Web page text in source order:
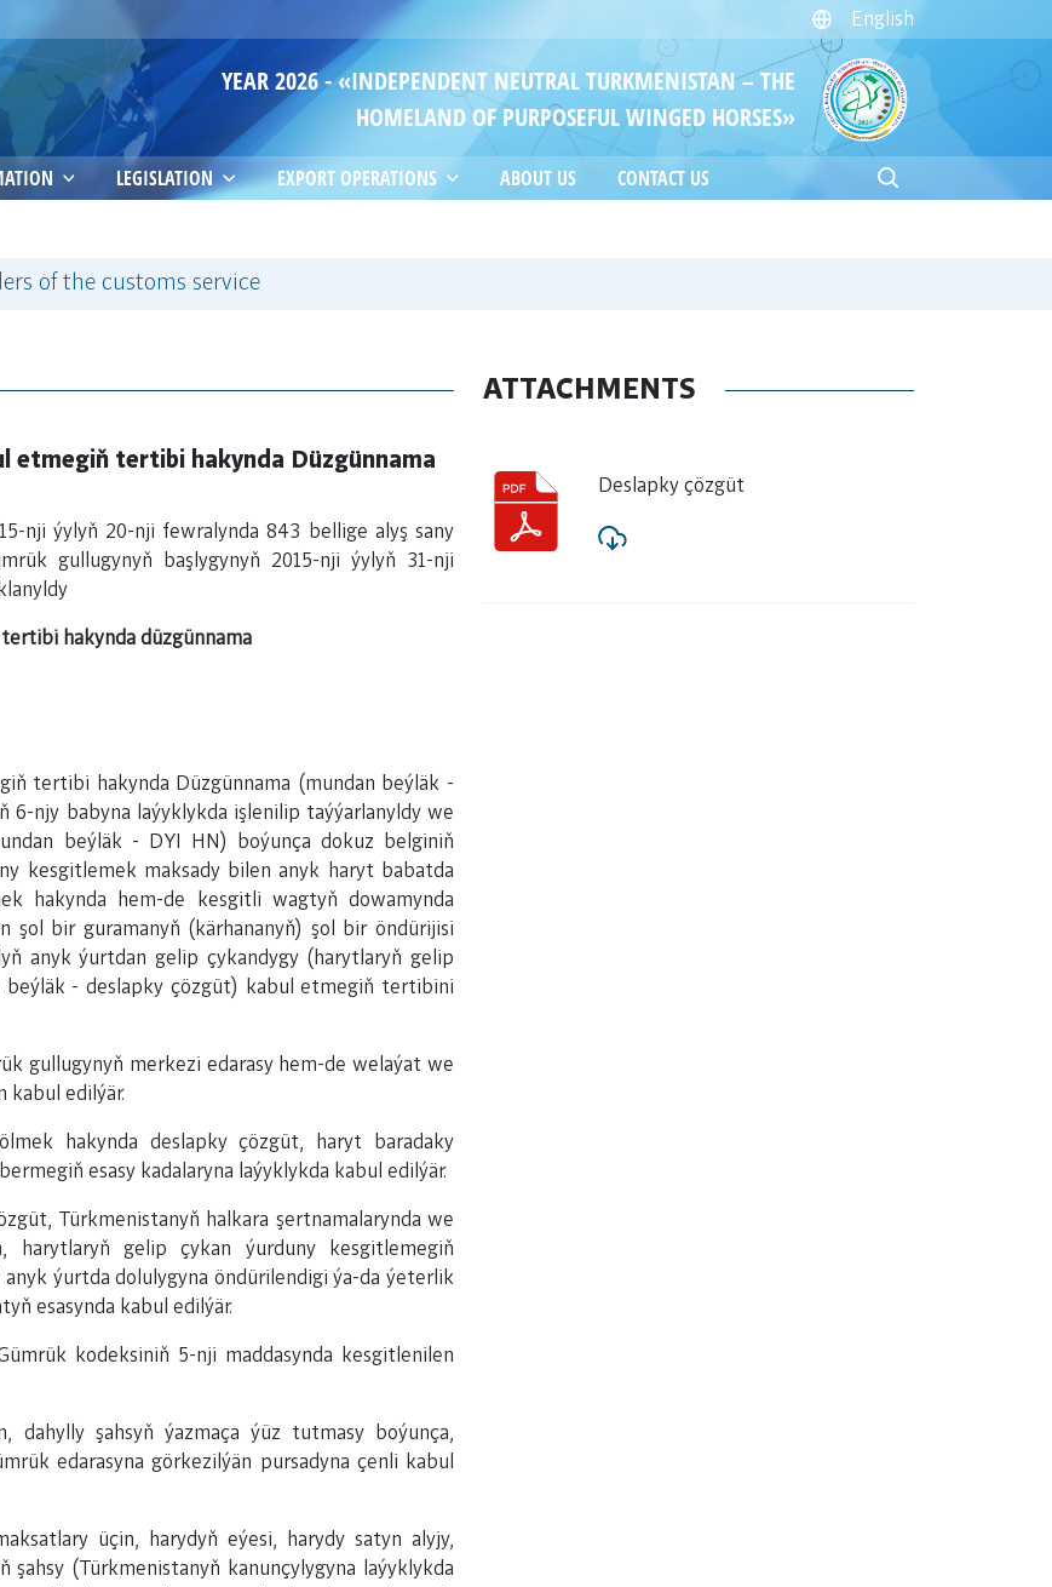
English
YEAR 2026 - «INDEPENDENT NEUTRAL TURKMENISTAN – THE
HOMELAND OF PURPOSEFUL WINGED HORSES»
LEGISLATION EXPORT OPERATIONS ABOUT US CONTACT US
of the customs service
etmegiň tertibi hakynda Düzgünnama
nji ýylyň 20-nji fewralynda 843 bellige alyş sany
gullugynyň başlygynyň 2015-nji ýylyň 31-nji
hakynda düzgünnama
tertibi hakynda Düzgünnama (mundan beýläk -
6-njy babyna laýyklykda işlenilip taýýarlanyldy we
beýläk - DYI HN) boýunça dokuz belginiň
kesgitlemek maksady bilen anyk haryt babatda
hakynda hem-de kesgitli wagtyň dowamynda
şol bir guramanyň (kärhananyň) şol bir öndürijisi
anyk ýurtdan gelip çykandygy (harytlaryň gelip
beýläk - deslapky çözgüt) kabul etmegiň tertibini
gullugynyň merkezi edarasy hem-de welaýat we
kabul edilýär.
hakynda deslapky çözgüt, haryt baradaky
esasy kadalaryna laýyklykda kabul edilýär.
Türkmenistanyň halkara şertnamalarynda we
harytlaryň gelip çykan ýurduny kesgitlemegiň
ýurtda dolulygyna öndürilendigi ýa-da ýeterlik
esasynda kabul edilýär.
kodeksiniň 5-nji maddasynda kesgitlenilen
dahylly şahsyň ýazmaça ýüz tutmasy boýunça,
edarasyna görkezilýän pursadyna çenli kabul
üçin, harydyň eýesi, harydy satyn alyjy,
(Türkmenistanyň kanunçylygyna laýyklykda
ATTACHMENTS
Deslapky çözgüt